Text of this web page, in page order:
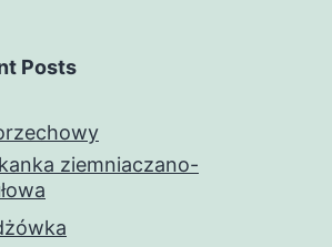
Posts
ziemniaczano-